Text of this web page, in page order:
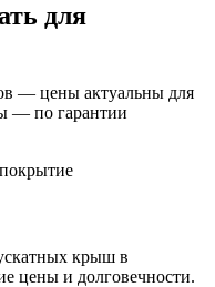
для
— цены актуальны для
— по гарантии
крыш в
цены и долговечности.